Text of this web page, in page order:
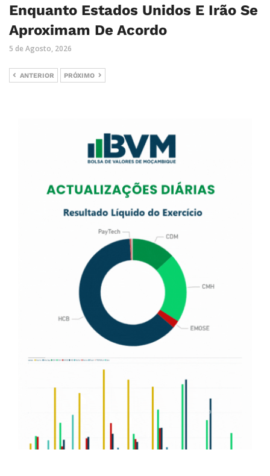
Enquanto Estados Unidos E Irão Se
Aproximam De Acordo
5 de Agosto, 2026
ANTERIOR PRÓXIMO